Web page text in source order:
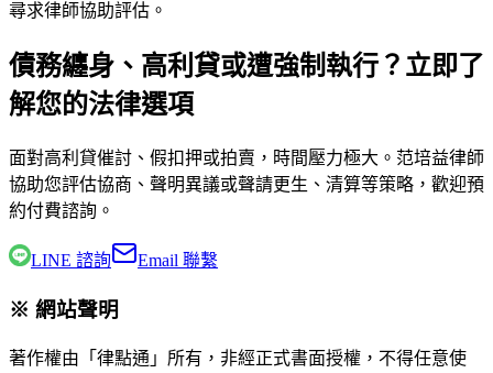
尋求律師協助評估。
債務纏身、高利貸或遭強制執行？立即了
解您的法律選項
面對高利貸催討、假扣押或拍賣，時間壓力極大。 范培益律師
協助您評估協商、聲明異議或聲請更生、清算等策略，歡迎預
約付費諮詢。
LINE 諮詢 Email 聯繫
※ 網站聲明
著作權由「律點通」所有，非經正式書面授權，不得任意使